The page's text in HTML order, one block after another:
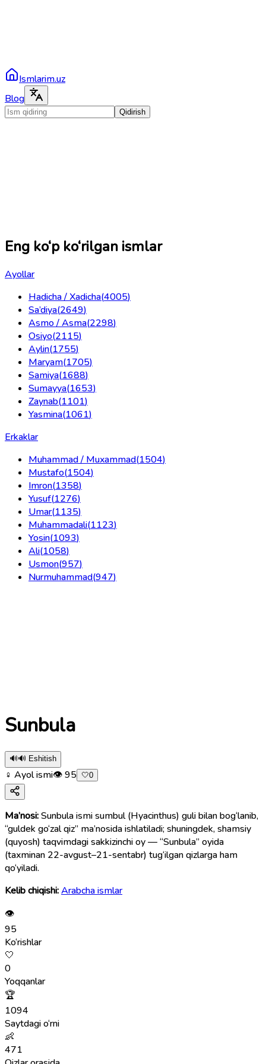
Ismlarim.uz
Blog
Qidirish
Eng ko‘p ko‘rilgan ismlar
Ayollar
Hadicha / Xadicha(4005)
Sa’diya(2649)
Asmo / Asma(2298)
Osiyo(2115)
Aylin(1755)
Maryam(1705)
Samiya(1688)
Sumayya(1653)
Zaynab(1101)
Yasmina(1061)
Erkaklar
Muhammad / Muxammad(1504)
Mustafo(1504)
Imron(1358)
Yusuf(1276)
Umar(1135)
Muhammadali(1123)
Yosin(1093)
Ali(1058)
Usmon(957)
Nurmuhammad(947)
Sunbula
🔊🔊 Eshitish
♀ Ayol ismi👁95 🤍0
Ma’nosi:Sunbula ismi sumbul (Hyacinthus) guli bilan bog‘lanib,
“guldek go‘zal qiz” ma’nosida ishlatiladi; shuningdek, shamsiy
(quyosh) taqvimdagi sakkizinchi oy — “Sunbula” oyida
(taxminan 22-avgust–21-sentabr) tug‘ilgan qizlarga ham
qo‘yiladi.
Kelib chiqishi:Arabcha ismlar
👁
95
Ko‘rishlar
🤍
0
Yoqqanlar
🏆
1094
Saytdagi o‘rni
👶
471